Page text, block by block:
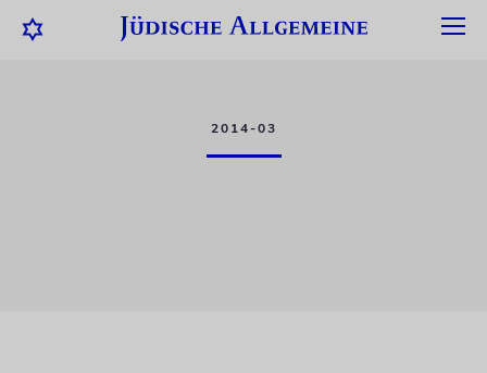
2014-03